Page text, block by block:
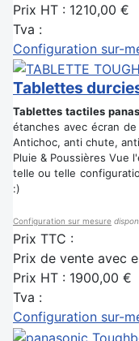
Prix HT : 1210,00 €
Tva :
Configuration sur-
Tablettes
Tablettes tactiles
étanches avec écran
Antichoc, anti chute,
Pluie & Poussières Vue
telle ou telle
:)
Configuration sur mesure
Prix TTC :
Prix de vente avec
Prix HT : 1900,00 €
Tva :
Configuration sur-